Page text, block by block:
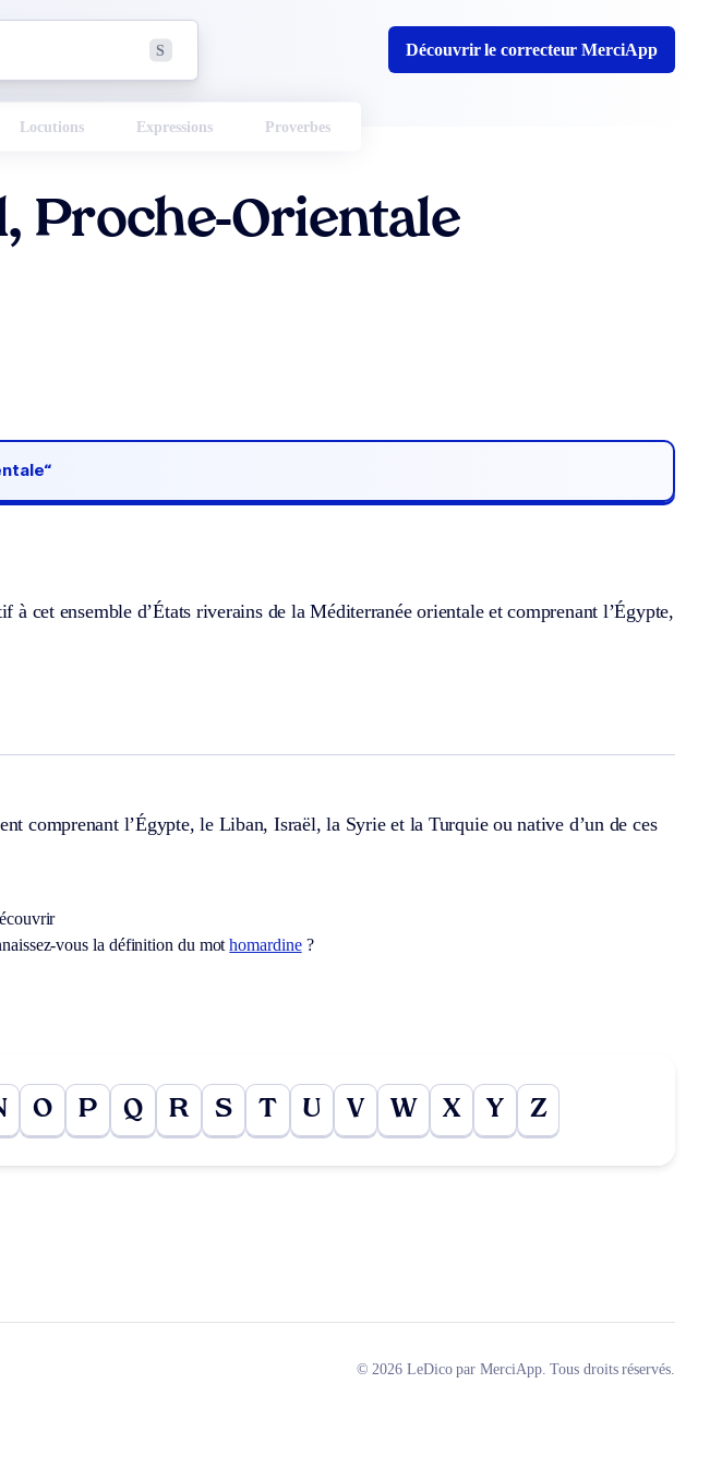
S Découvrir le correcteur MerciApp
Locutions Expressions Proverbes
Proche-Orientale
cet ensemble d’États riverains de la Méditerranée orientale et comprenant l’Égypte,
comprenant l’Égypte, le Liban, Israël, la Syrie et la Turquie ou native d’un de ces
vous la définition du mothomardine?
O P Q R S T U V W X Y Z
© 2026 LeDico par MerciApp. Tous droits réservés.